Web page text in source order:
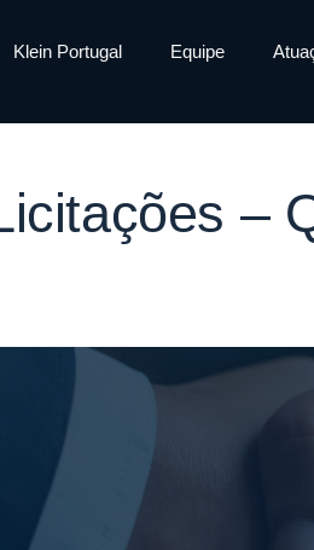
Klein Portugal Equipe
–